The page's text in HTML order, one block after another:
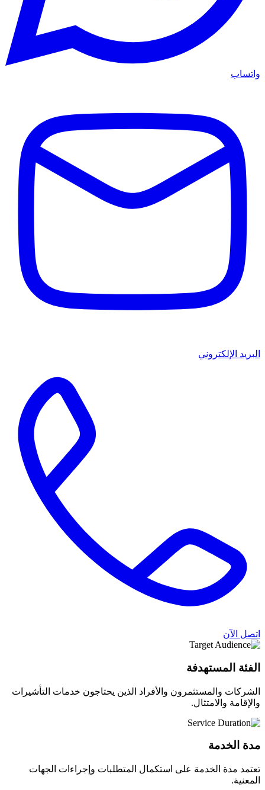
واتساب
البريد الإلكتروني
اتصل الآن
الفئة المستهدفة
الشركات والمستثمرون والأفراد الذين يحتاجون خدمات التأشيرات
والإقامة والامتثال.
مدة الخدمة
تعتمد مدة الخدمة على استكمال المتطلبات وإجراءات الجهات
المعنية.